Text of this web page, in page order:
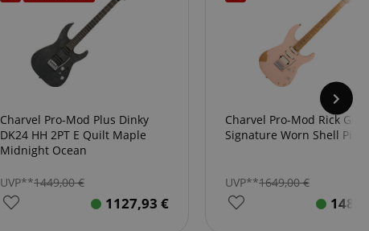
Charvel Pro-Mod Plus Dinky
DK24 HH 2PT E Quilt Maple
Midnight Ocean
UVP**1449,00€
1127,93 €
Charvel Pro-Mod Rick
Signature Worn Shell Pink
UVP**1649,00€